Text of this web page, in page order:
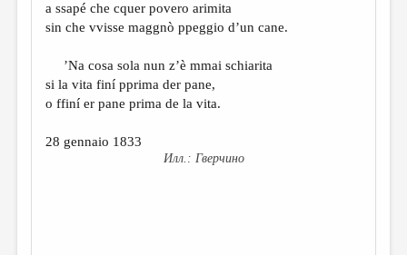
a ssapé che cquer povero arimita
sin che vvisse maggnò ppeggio d’un cane.
’Na cosa sola nun z’è mmai schiarita
si la vita finí pprima der pane,
o ffiní er pane prima de la vita.
28 gennaio 1833
Гверчино